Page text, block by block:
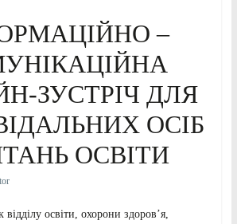
–
ЗУСТРІЧ ДЛЯ
ОСІБ
ОСВІТИ
освіти, охорони здоров’я,